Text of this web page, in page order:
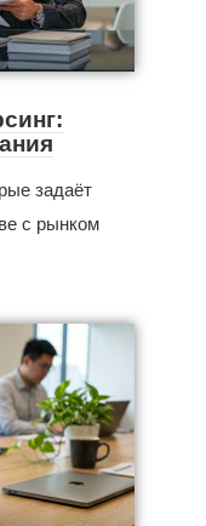
задаёт
с рынком